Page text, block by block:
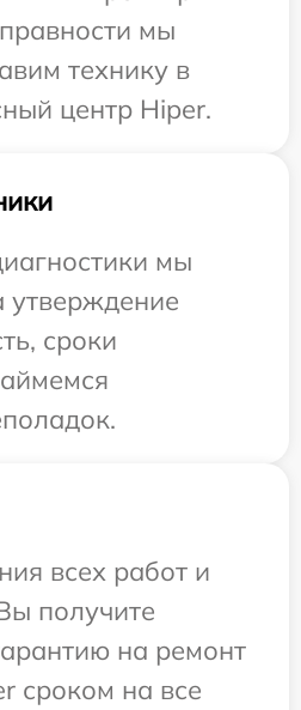
мы
технику в
центр Hiper.
мы
утверждение
сроки
всех работ и
получите
на ремонт
сроком на все